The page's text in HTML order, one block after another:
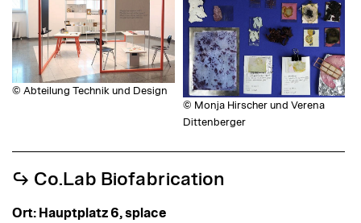
© Abteilung Technik und Design
© Monja Hirscher und Verena
Dittenberger
↪︎ Co.Lab Biofabrication
Ort: Hauptplatz 6, splace